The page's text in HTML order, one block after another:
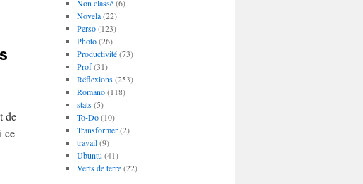
de
ce
Non classé(6)
Novela(22)
Perso(123)
Photo(26)
Productivité(73)
Prof(31)
Réflexions(253)
Romano(118)
stats(5)
To-Do(10)
Transformer(2)
travail(9)
Ubuntu (41)
Verts de terre(22)